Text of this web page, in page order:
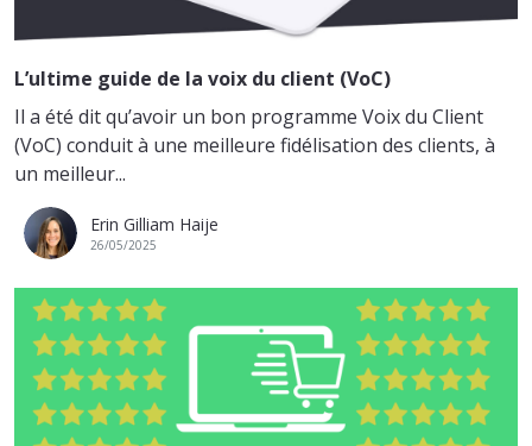
L’ultime guide de la voix du client (VoC)
Il a été dit qu’avoir un bon programme Voix du Client
(VoC) conduit à une meilleure fidélisation des clients, à
un meilleur...
Erin Gilliam Haije
26/05/2025